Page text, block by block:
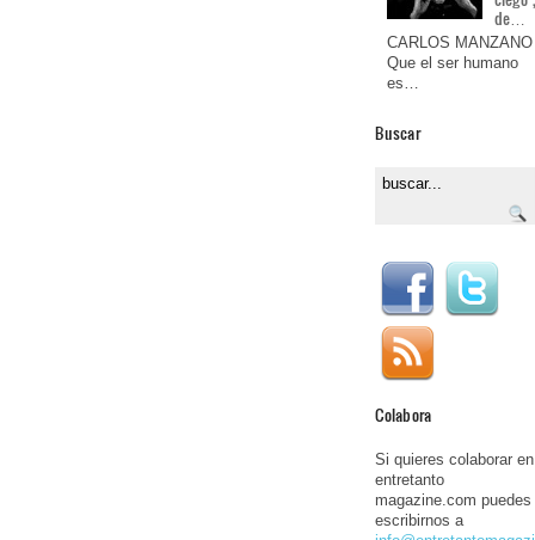
de…
CARLOS MANZANO
Que el ser humano
es…
Buscar
Colabora
Si quieres colaborar en
entretanto
magazine.com puedes
escribirnos a